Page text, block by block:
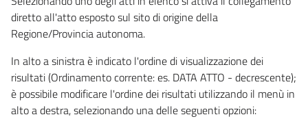
diretto all'atto esposto sul sito di origine della
Regione/Provincia autonoma.
In alto a sinistra è indicato l'ordine di visualizzazione dei
risultati (Ordinamento corrente: es. DATA ATTO - decrescente);
è possibile modificare l'ordine dei risultati utilizzando il menù in
alto a destra, selezionando una delle seguenti opzioni: